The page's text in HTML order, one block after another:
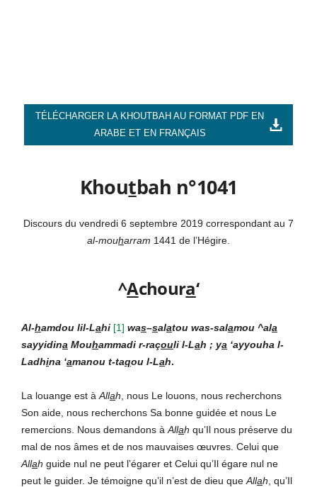
TÉLÉCHARGER LA KHOUTBAH AU FORMAT PDF EN
ARABE ET EN FRANÇAIS
Khoutbah n°1041
Discours du vendredi 6 septembre 2019 correspondant au 7
al-mouharram 1441 de l’Hégire.
^Achoura‘
Al-hamdou lil-Lahi [1] was–salatou was-salamou ^ala
sayyidina Mouhammadi r-raçouli l-Lah ; ya ‘ayyouha l-
Ladhina ‘amanou t-taqou l-Lah.
La louange est à Allah , nous Le louons, nous recherchons
Son aide, nous recherchons Sa bonne guidée et nous Le
remercions. Nous demandons à Allah qu’Il nous préserve du
mal de nos âmes et de nos mauvaises œuvres. Celui que
Allah guide nul ne peut l’égarer et Celui qu’Il égare nul ne
peut le guider. Je témoigne qu’il n’est de dieu que Allah , qu’Il